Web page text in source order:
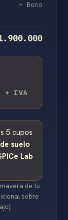
+ Bono
+ IVA
5 cupos
suelo
Lab
de tu
sobre